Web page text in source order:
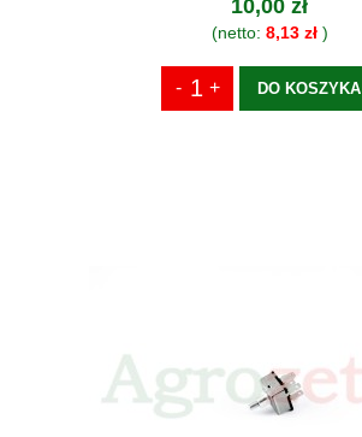
10,00 zł
(netto: 8,13 zł)
DO KOSZYKA